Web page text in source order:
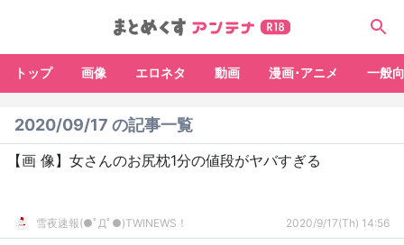
トップ 画像 エロネタ 動画 漫画･アニメ 一般
2020/09/17 の記事一覧
【画 像】女さんのお尻枕1分の値段がヤバすぎる
雪夜速報(●ﾟДﾟ●)TWINEWS！ 2020/9/17(Th) 14:56